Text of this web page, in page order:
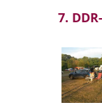
7.